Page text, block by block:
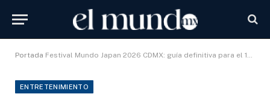
Portada Festival Mundo Japan 2026 CDMX: guía definitiva para el 17 de mayo
ENTRETENIMIENTO